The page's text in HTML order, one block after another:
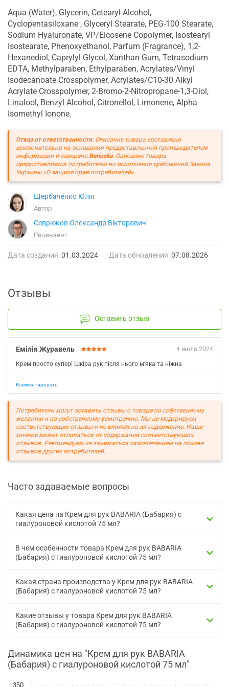
Aqua (Water), Glycerin, Cetearyl Alcohol,
Cyclopentasiloxane , Glyceryl Stearate, PEG-100 Stearate,
Sodium Hyaluronate, VP/Eicosene Copolymer, Isostearyl
Isostearate, Phenoxyethanol, Parfum (Fragrance), 1,2-
Hexanediol, Caprylyl Glycol, Xanthan Gum, Tetrasodium
EDTA, Methylparaben, Ethylparaben, Acrylates/Vinyl
Isodecanoate Crosspolymer, Acrylates/C10-30 Alkyl
Acrylate Crosspolymer, 2-Bromo-2-Nitropropane-1,3-Diol,
Linalool, Benzyl Alcohol, Citronellol, Limonene, Alpha-
Isomethyl Ionone.
Отказ от ответственности:Описание товара составлено
исключительно на основании предоставленной производителем
информации и заверено Berioska. Описание товара
предоставляется потребителю во исполнение требований Закона
Украины «О защите прав потребителей».
Щербаченко Юлія
Автор
Севрюков Олександр Вікторович
Рецензент
Дата создания:01.03.2024 Дата обновления:07.08.2026
Отзывы
Оставить отзыв
4 июля 2024
Емілія Журавель
Крем просто супер! Шкіра рук після нього м'яка та ніжна
Комментировать
Потребители могут оставить отзывы о товаре по собственному
желанию и по собственному усмотрению. Мы не модерируем
соответствующие отзывы и не влияем на их содержание. Наше
мнение может отличаться от содержания соответствующих
отзывов. Рекомендуем не заниматься самолечением на основе
отзывов других потребителей.
Часто задаваемые вопросы
Какая цена на Крем для рук BABARIA (Бабария) с
гиалуроновой кислотой 75 мл?
В чем особенности товара Крем для рук BABARIA
(Бабария) с гиалуроновой кислотой 75 мл?
Какая страна производства у Крем для рук BABARIA
(Бабария) с гиалуроновой кислотой 75 мл?
Какие отзывы у товара Крем для рук BABARIA
(Бабария) с гиалуроновой кислотой 75 мл?
Динамика цен на "Крем для рук BABARIA
(Бабария) с гиалуроновой кислотой 75 мл"
350